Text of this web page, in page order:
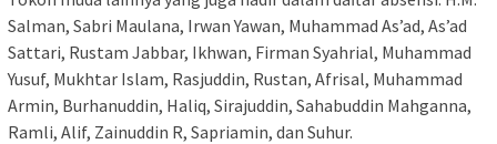
Salman, Sabri Maulana, Irwan Yawan, Muhammad As’ad, As’ad
Sattari, Rustam Jabbar, Ikhwan, Firman Syahrial, Muhammad
Yusuf, Mukhtar Islam, Rasjuddin, Rustan, Afrisal, Muhammad
Armin, Burhanuddin, Haliq, Sirajuddin, Sahabuddin Mahganna,
Ramli, Alif, Zainuddin R, Sapriamin, dan Suhur.